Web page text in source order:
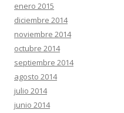
enero 2015
diciembre 2014
noviembre 2014
octubre 2014
septiembre 2014
agosto 2014
julio 2014
junio 2014